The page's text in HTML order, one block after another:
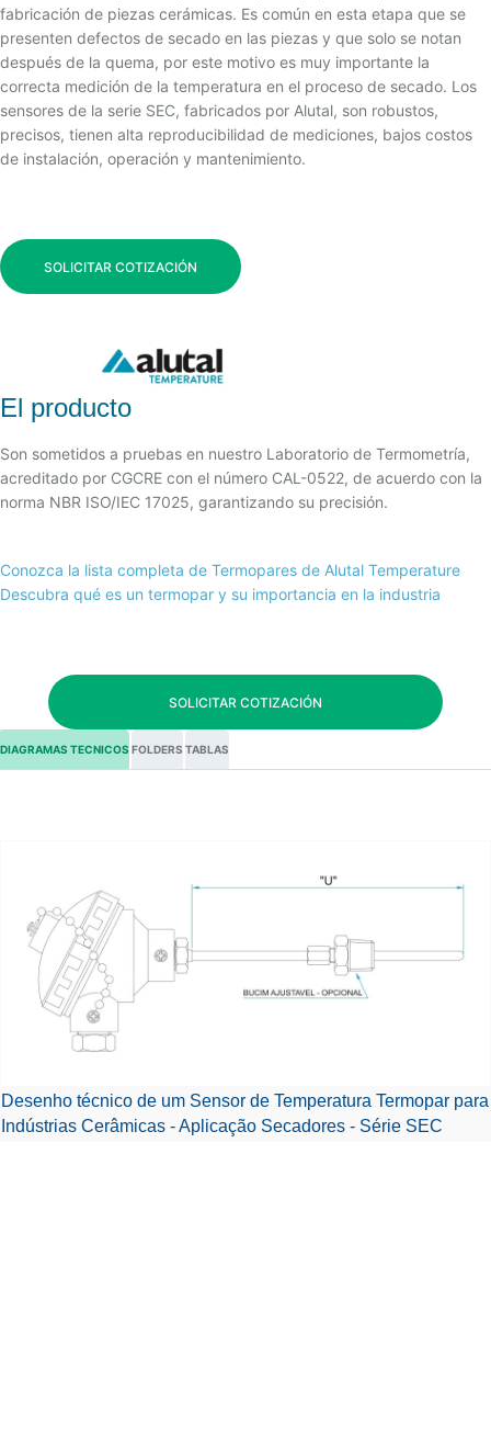
fabricación de piezas cerámicas. Es común en esta etapa que se
presenten defectos de secado en las piezas y que solo se notan
después de la quema, por este motivo es muy importante la
correcta medición de la temperatura en el proceso de secado. Los
sensores de la serie SEC, fabricados por Alutal, son robustos,
precisos, tienen alta reproducibilidad de mediciones, bajos costos
de instalación, operación y mantenimiento.
SOLICITAR COTIZACIÓN
El producto
Son sometidos a pruebas en nuestro Laboratorio de Termometría,
acreditado por CGCRE con el número CAL-0522, de acuerdo con la
norma NBR ISO/IEC 17025, garantizando su precisión.
Conozca la lista completa de Termopares de Alutal Temperature
Descubra qué es un termopar y su importancia en la industria
SOLICITAR COTIZACIÓN
DIAGRAMAS TECNICOS FOLDERS TABLAS
Desenho técnico de um Sensor de Temperatura Termopar para
Indústrias Cerâmicas - Aplicação Secadores - Série SEC